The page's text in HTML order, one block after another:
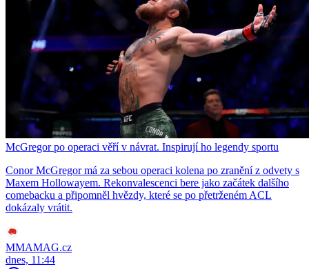
McGregor po operaci věří v návrat. Inspirují ho legendy sportu
Conor McGregor má za sebou operaci kolena po zranění z odvety s
Maxem Hollowayem. Rekonvalescenci bere jako začátek dalšího
comebacku a připomněl hvězdy, které se po přetrženém ACL
dokázaly vrátit.
MMAMAG.cz
dnes, 11:44